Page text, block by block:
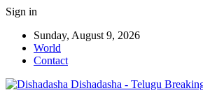
Sign in
Sunday, August 9, 2026
World
Contact
Dishadasha - Telugu